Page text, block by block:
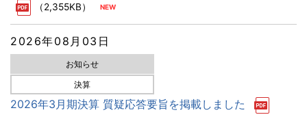
（2,355KB）
2026年08月03日
お知らせ
決算
2026年3月期決算 質疑応答要旨を掲載しました